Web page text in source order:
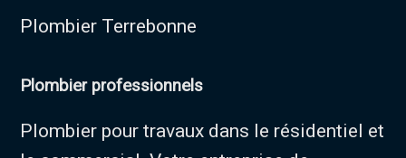
Plombier Terrebonne
Plombier professionnels
Plombier pour travaux dans le résidentiel et